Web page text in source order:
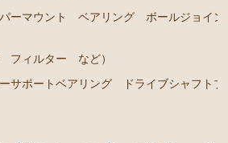
ーマウント ベアリング ボールジョイン
フィルター など）
サポートベアリング ドライブシャフトブ